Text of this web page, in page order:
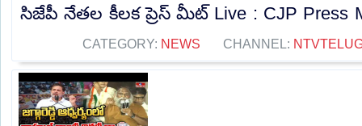
సిజేపీ నేతల కీలక ప్రెస్ మీట్ Live : CJP Press
CATEGORY: NEWS CHANNEL: